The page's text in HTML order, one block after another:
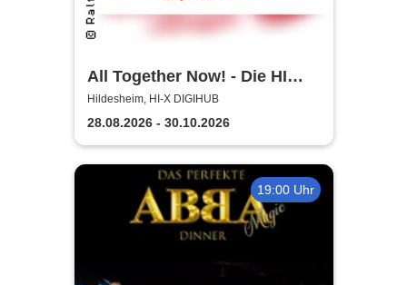
All Together Now! - Die HI
MitSingParty
Hildesheim, HI-X DIGIHUB
28.08.2026 - 30.10.2026
19:00 Uhr